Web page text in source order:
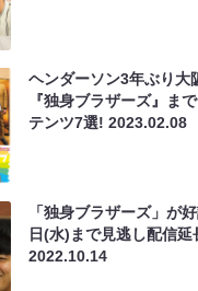
ヘンダーソン3年ぶり大
『独身ブラザーズ』ま
テンツ7選!2023.02.08
「独身ブラザーズ」が
日(水)まで見逃し配信延
2022.10.14